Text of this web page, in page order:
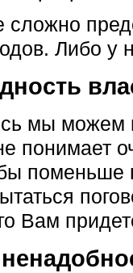
сложно
Либо у
мы можем
понимает
поменьше
Вам